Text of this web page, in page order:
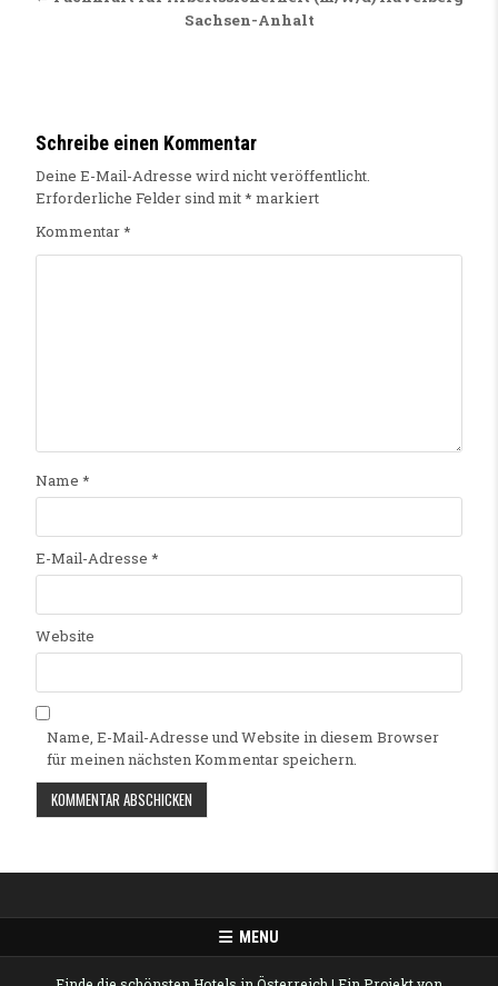
Sachsen-Anhalt
Schreibe einen Kommentar
Deine E-Mail-Adresse wird nicht veröffentlicht.
Erforderliche Felder sind mit* markiert
Kommentar*
Name *
E-Mail-Adresse *
Website
Name, E-Mail-Adresse und Website in diesem Browser
für meinen nächsten Kommentar speichern.
MENU